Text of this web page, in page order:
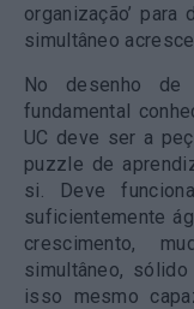
organização’
simultâneo
No desenho de
fundamental
UC deve ser a
puzzle de
si. Deve
suficientemente
crescimento,
simultâneo,
isso mesmo